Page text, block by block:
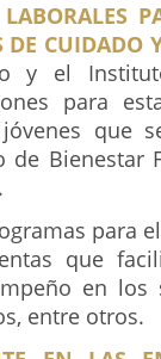
CUIDADO
y el
para
que
Bienestar
para
que
en
entre otros.